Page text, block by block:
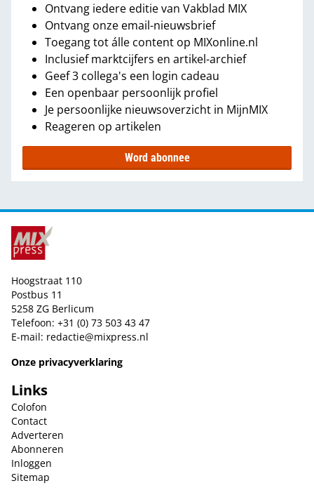
Ontvang iedere editie van Vakblad MIX
Ontvang onze email-nieuwsbrief
Toegang tot álle content op MIXonline.nl
Inclusief marktcijfers en artikel-archief
Geef 3 collega's een login cadeau
Een openbaar persoonlijk profiel
Je persoonlijke nieuwsoverzicht in MijnMIX
Reageren op artikelen
Word abonnee
Hoogstraat 110
Postbus 11
5258 ZG Berlicum
Telefoon: +31 (0) 73 503 43 47
E-mail: redactie@mixpress.nl
Onze privacyverklaring
Links
Colofon
Contact
Adverteren
Abonneren
Inloggen
Sitemap